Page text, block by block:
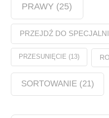
PRAWY (25)
PRZEJDŹ DO
PRZESUNIĘCIE (13)
SORTOWANIE(21)